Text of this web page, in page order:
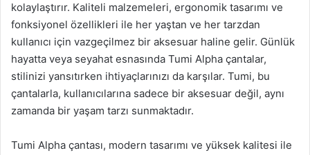
kolaylaştırır. Kaliteli malzemeleri, ergonomik tasarımı ve
fonksiyonel özellikleri ile her yaştan ve her tarzdan
kullanıcı için vazgeçilmez bir aksesuar haline gelir. Günlük
hayatta veya seyahat esnasında Tumi Alpha çantalar,
stilinizi yansıtırken ihtiyaçlarınızı da karşılar. Tumi, bu
çantalarla, kullanıcılarına sadece bir aksesuar değil, aynı
zamanda bir yaşam tarzı sunmaktadır.
Tumi Alpha çantası, modern tasarımı ve yüksek kalitesi ile